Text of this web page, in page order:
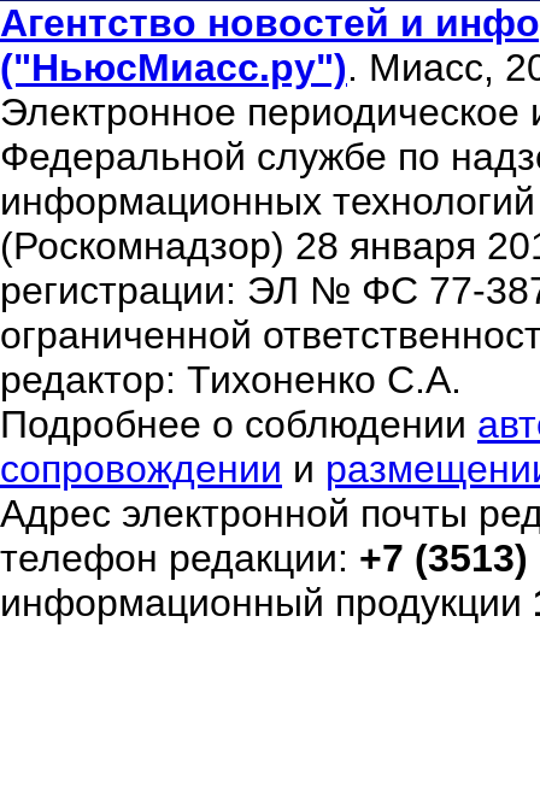
Агентство новостей и
("НьюсМиасс.ру"). Миасс,
Электронное периодическое
Федеральной службе по
информационных
(Роскомнадзор) 28 января
регистрации: ЭЛ № ФС 77-
ограниченной
редактор: Тихоненко С.А.
Подробнее о соблюдении
сопровождении и
Адрес электронной почты
телефон редакции: +7
информационный продукции